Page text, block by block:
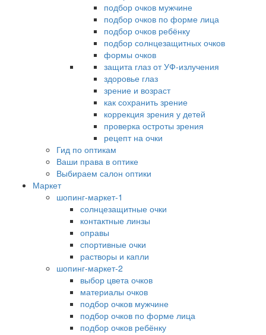
подбор очков мужчине
подбор очков по форме лица
подбор очков ребёнку
подбор солнцезащитных очков
формы очков
защита глаз от УФ-излучения
здоровье глаз
зрение и возраст
как сохранить зрение
коррекция зрения у детей
проверка остроты зрения
рецепт на очки
Гид по оптикам
Ваши права в оптике
Выбираем салон оптики
Маркет
шопинг-маркет-1
солнцезащитные очки
контактные линзы
оправы
спортивные очки
растворы и капли
шопинг-маркет-2
выбор цвета очков
материалы очков
подбор очков мужчине
подбор очков по форме лица
подбор очков ребёнку